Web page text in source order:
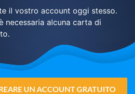
il vostro account oggi stesso.
necessaria alcuna carta di
UN ACCOUNT GRATUITO